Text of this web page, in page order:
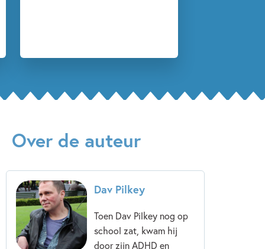
Over de auteur
Dav Pilkey
Toen Dav Pilkey nog op
school zat, kwam hij
door zijn ADHD en